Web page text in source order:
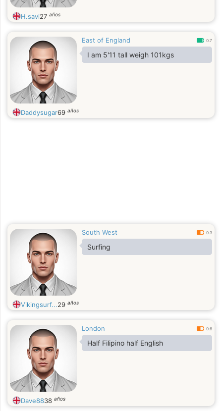
H.savi27 años
East of England 0.7
I am 5'11 tall weigh 101kgs
Daddysugar69 años
South West 0.3
Surfing
Vikingsurf...29 años
London 0.6
Half Filipino half English
Dave8838 años